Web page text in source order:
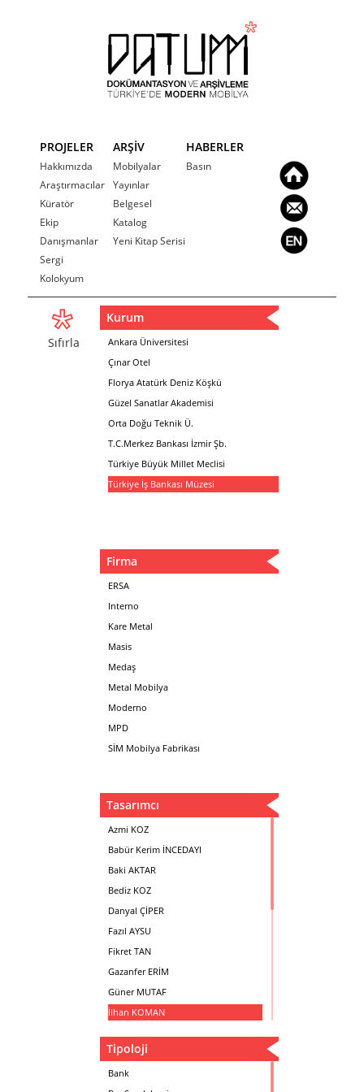
PROJELER
Hakkımızda
Araştırmacılar
Küratör
Ekip
Danışmanlar
Sergi
Kolokyum
ARŞİV
Mobilyalar
Yayınlar
Belgesel
Katalog
Yeni Kitap Serisi
HABERLER
Basın
Sıfırla
Kurum
Ankara Üniversitesi
Çınar Otel
Florya Atatürk Deniz Köşkü
Güzel Sanatlar Akademisi
Orta Doğu Teknik Ü.
T.C.Merkez Bankası İzmir Şb.
Türkiye Büyük Millet Meclisi
Türkiye İş Bankası Müzesi
Firma
ERSA
Interno
Kare Metal
Masis
Medaş
Metal Mobilya
Moderno
MPD
SİM Mobilya Fabrikası
Tasarımcı
Azmi KOZ
Babür Kerim İNCEDAYI
Baki AKTAR
Bediz KOZ
Danyal ÇİPER
Fazıl AYSU
Fikret TAN
Gazanfer ERİM
Güner MUTAF
İlhan KOMAN
Metin Atabey ATA
Minas BOYACIYAN
Tipoloji
Bank